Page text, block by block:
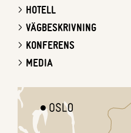
HOTELL
VÄGBESKRIVNING
KONFERENS
MEDIA